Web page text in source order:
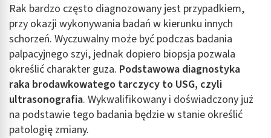
Rak bardzo często diagnozowany jest przypadkiem,
przy okazji wykonywania badań w kierunku innych
schorzeń. Wyczuwalny może być podczas badania
palpacyjnego szyi, jednak dopiero biopsja pozwala
określić charakter guza. Podstawowa diagnostyka
raka brodawkowatego tarczycy to USG, czyli
ultrasonografia. Wykwalifikowany i doświadczony już
na podstawie tego badania będzie w stanie określić
patologię zmiany.